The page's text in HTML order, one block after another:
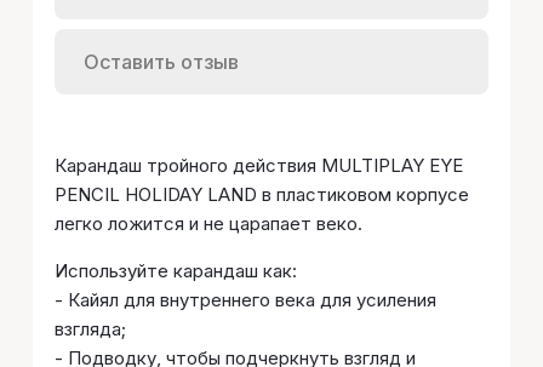
Оставить отзыв
Карандаш тройного действия MULTIPLAY EYE
PENCIL HOLIDAY LAND в пластиковом корпусе
легко ложится и не царапает веко.
Используйте карандаш как:
- Кайял для внутреннего века для усиления
взгляда;
- Подводку, чтобы подчеркнуть взгляд и